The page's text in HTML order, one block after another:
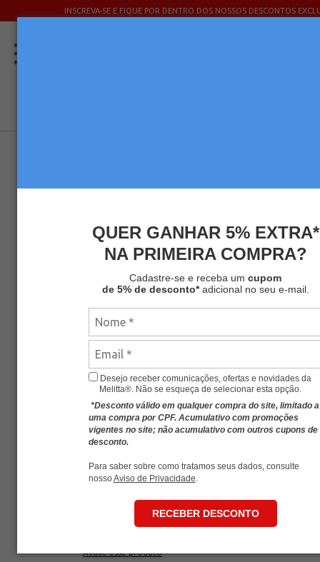
QUER GANHAR 5% EXTRA*
NA PRIMEIRA COMPRA?
Cadastre-se e receba um cupom
de 5% de desconto*adicional no seu e-mail.
Desejo receber comunicações, ofertas e novidades da
Melitta®. Não se esqueça de selecionar esta opção.
*Desconto válido em qualquer compra do site, limitado a
uma compra por CPF. Acumulativo com promoções
vigentes no site; não acumulativo com outros cupons de
desconto.
Para saber sobre como tratamos seus dados, consulte
nossoAviso de Privacidade.
RECEBER DESCONTO
INSCREVA-SE E FIQUE POR DENTRO DOS NOSSOS DESCONTOS
GARRAFA TÉRMICA INOX MELITTA®
Garrafa Térmica
Avalie esse produto